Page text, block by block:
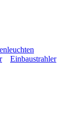
Einbaustrahler